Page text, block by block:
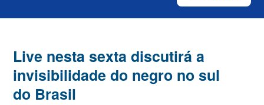
Live nesta sexta discutirá a
invisibilidade do negro no sul
do Brasil